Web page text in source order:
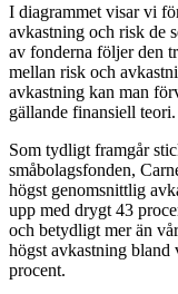
I diagrammet visar vi
avkastning och risk de
av fonderna följer den
mellan risk och
avkastning kan man
gällande finansiell teori.
Som tydligt framgår
småbolagsfonden,
högst genomsnittlig
upp med drygt 43
och betydligt mer än
högst avkastning bland
procent.